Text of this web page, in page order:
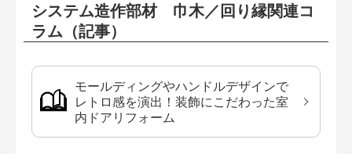
システム造作部材 巾木／回り縁関連コ
ラム（記事）
モールディングやハンドルデザインで
レトロ感を演出！装飾にこだわった室
内ドアリフォーム